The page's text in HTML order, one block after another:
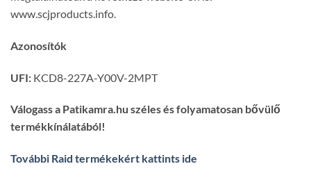
www.scjproducts.info.
Azonosítók
UFI: KCD8-227A-Y00V-2MPT
Válogass a Patikamra.hu széles és folyamatosan bővülő
termékkínálatából!
További Raid termékekért kattints ide